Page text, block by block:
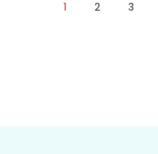
1 2 3